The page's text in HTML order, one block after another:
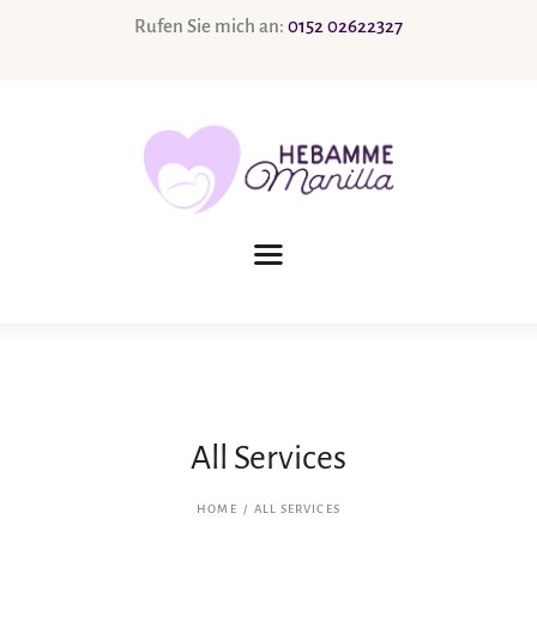
Rufen Sie mich an: 0152 02622327
All Services
HOME ALL SERVICES
Schwangerschaft
Fehlgeburten
Zusatzleistungen